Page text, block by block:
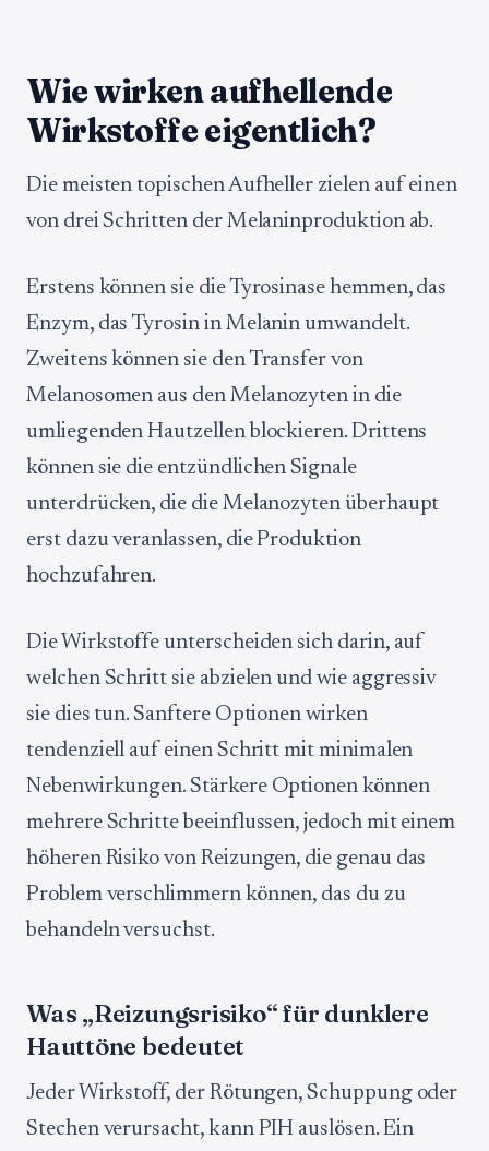
Wie wirken aufhellende
Wirkstoffe eigentlich?
Die meisten topischen Aufheller zielen auf einen
von drei Schritten der Melaninproduktion ab.
Erstens können sie die Tyrosinase hemmen, das
Enzym, das Tyrosin in Melanin umwandelt.
Zweitens können sie den Transfer von
Melanosomen aus den Melanozyten in die
umliegenden Hautzellen blockieren. Drittens
können sie die entzündlichen Signale
unterdrücken, die die Melanozyten überhaupt
erst dazu veranlassen, die Produktion
hochzufahren.
Die Wirkstoffe unterscheiden sich darin, auf
welchen Schritt sie abzielen und wie aggressiv
sie dies tun. Sanftere Optionen wirken
tendenziell auf einen Schritt mit minimalen
Nebenwirkungen. Stärkere Optionen können
mehrere Schritte beeinflussen, jedoch mit einem
höheren Risiko von Reizungen, die genau das
Problem verschlimmern können, das du zu
behandeln versuchst.
Was „Reizungsrisiko“ für dunklere
Hauttöne bedeutet
Jeder Wirkstoff, der Rötungen, Schuppung oder
Stechen verursacht, kann PIH auslösen. Ein